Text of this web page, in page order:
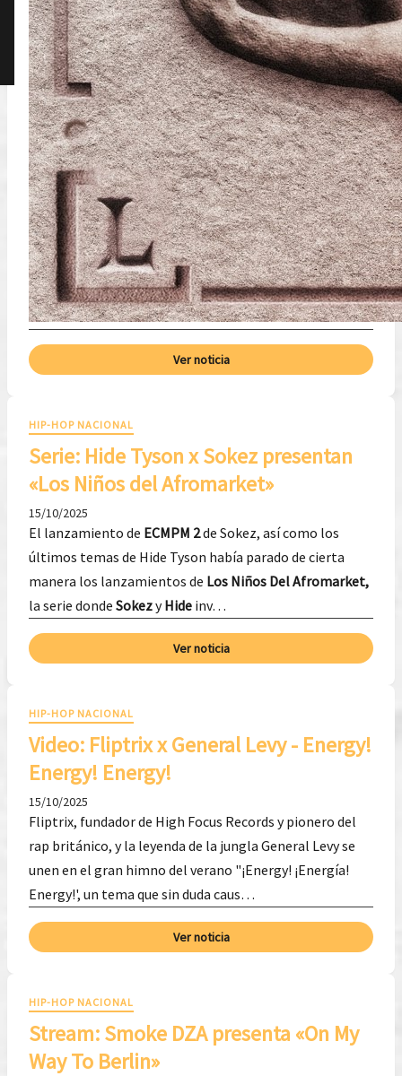
Ver noticia
HIP-HOP NACIONAL
Serie: Hide Tyson x Sokez presentan
«Los Niños del Afromarket»
15/10/2025
El lanzamiento de ECMPM 2de Sokez, así como los
últimos temas de Hide Tyson había parado de cierta
manera los lanzamientos de Los Niños Del Afromarket,
la serie donde SokezyHide inv…
Ver noticia
HIP-HOP NACIONAL
Video: Fliptrix x General Levy - Energy!
Energy! Energy!
15/10/2025
Fliptrix, fundador de High Focus Records y pionero del
rap británico, y la leyenda de la jungla General Levy se
unen en el gran himno del verano "¡Energy! ¡Energía!
Energy!', un tema que sin duda caus…
Ver noticia
HIP-HOP NACIONAL
Stream: Smoke DZA presenta «On My
Way To Berlin»